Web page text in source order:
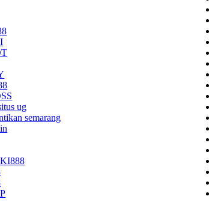
ug
semarang